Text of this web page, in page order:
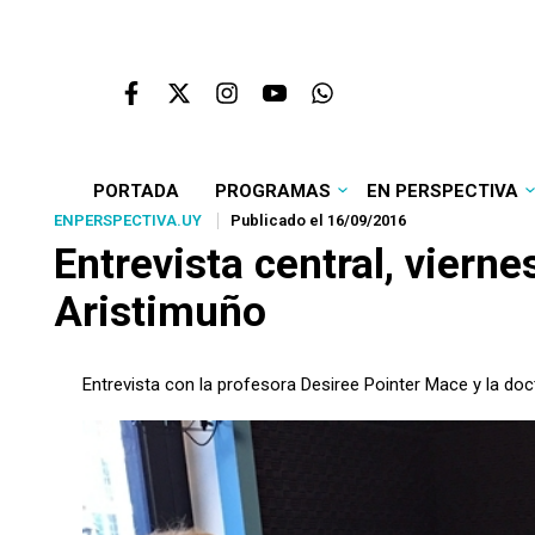
PORTADA PROGRAMAS EN PERSPECTIVA
ENPERSPECTIVA.UY Publicado el 16/09/2016
Entrevista central,
Aristimuño
Entrevista con la profesora Desiree Pointer Mace y la